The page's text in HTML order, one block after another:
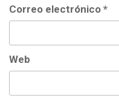
Correo electrónico *
Web